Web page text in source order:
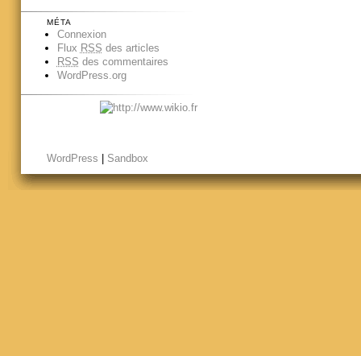
MÉTA
Connexion
Flux RSS des articles
RSS des commentaires
WordPress.org
WordPress Sandbox